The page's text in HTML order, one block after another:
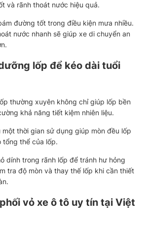
và rãnh thoát nước hiệu quả.
đường tốt trong điều kiện mưa nhiều.
nước nhanh sẽ giúp xe di chuyển an
lốp để kéo dài tuổi
thường xuyên không chỉ giúp lốp bền
khả năng tiết kiệm nhiên liệu.
thời gian sử dụng giúp mòn đều lốp
tổng thể của lốp.
dính trong rãnh lốp để tránh hư hỏng
tra độ mòn và thay thế lốp khi cần thiết
vỏ xe ô tô uy tín tại Việt